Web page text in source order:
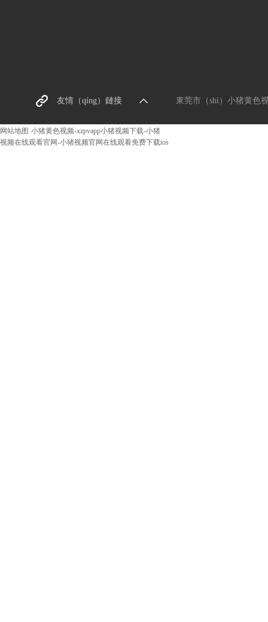
友情（qíng）鏈接
東莞螺絲廠（chǎng）家
東莞市（shì）小猪黄色
网站地图 小猪黄色视频-xzpvapp小猪视频下载-小猪
视频在线观看官网-小猪视频官网在线观看免费下载ios